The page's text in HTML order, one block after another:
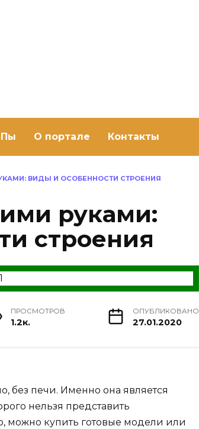
О портале Контакты
ВИДЫ И ОСОБЕННОСТИ СТРОЕНИЯ
руками:
строения
ПРОСМОТРОВ
1.2к.
ОПУБЛИКОВАНО
27.01.2020
без печи. Именно она является
нельзя представить
можно купить готовые модели или